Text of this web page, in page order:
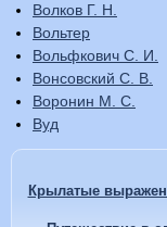
Волков Г. Н.
Вольтер
Вольфкович С. И.
Вонсовский С. В.
Воронин М. С.
Вуд
Крылатые